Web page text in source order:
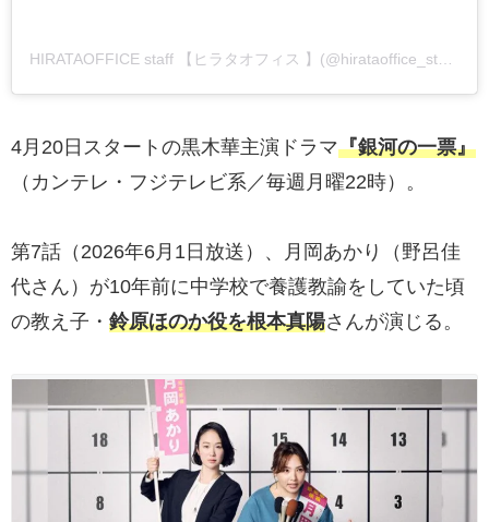
4月20日スタートの黒木華主演ドラマ『銀河の一票』
（カンテレ・フジテレビ系／毎週月曜22時）。
第7話（2026年6月1日放送）、月岡あかり（野呂佳
代さん）が10年前に中学校で養護教諭をしていた頃
の教え子・ 鈴原ほのか役を根本真陽さんが演じる。